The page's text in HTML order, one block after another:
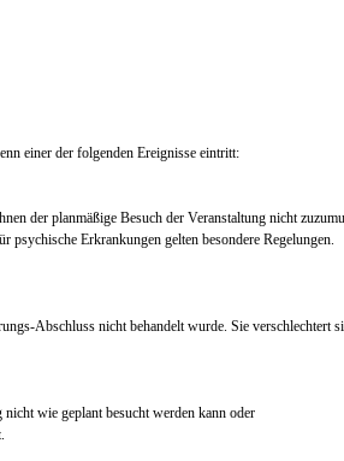
einer der folgenden Ereignisse eintritt:
der planmäßige Besuch der Veranstaltung nicht
Erkrankungen gelten besondere Regelungen.
Abschluss nicht behandelt wurde. Sie
wie geplant besucht werden kann oder